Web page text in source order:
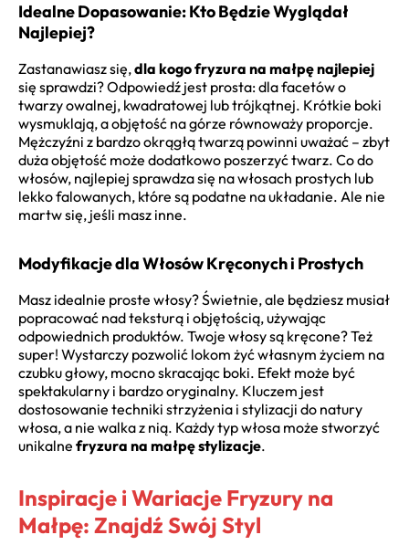
Idealne Dopasowanie: Kto Będzie Wyglądał
Najlepiej?
Zastanawiasz się,dla kogo fryzura na małpę najlepiej
się sprawdzi? Odpowiedź jest prosta: dla facetów o
twarzy owalnej, kwadratowej lub trójkątnej. Krótkie boki
wysmuklają, a objętość na górze równoważy proporcje.
Mężczyźni z bardzo okrągłą twarzą powinni uważać – zbyt
duża objętość może dodatkowo poszerzyć twarz. Co do
włosów, najlepiej sprawdza się na włosach prostych lub
lekko falowanych, które są podatne na układanie. Ale nie
martw się, jeśli masz inne.
Modyfikacje dla Włosów Kręconych i Prostych
Masz idealnie proste włosy? Świetnie, ale będziesz musiał
popracować nad teksturą i objętością, używając
odpowiednich produktów. Twoje włosy są kręcone? Też
super! Wystarczy pozwolić lokom żyć własnym życiem na
czubku głowy, mocno skracając boki. Efekt może być
spektakularny i bardzo oryginalny. Kluczem jest
dostosowanie techniki strzyżenia i stylizacji do natury
włosa, a nie walka z nią. Każdy typ włosa może stworzyć
unikalne fryzura na małpę stylizacje.
Inspiracje i Wariacje Fryzury na
Małpę: Znajdź Swój Styl